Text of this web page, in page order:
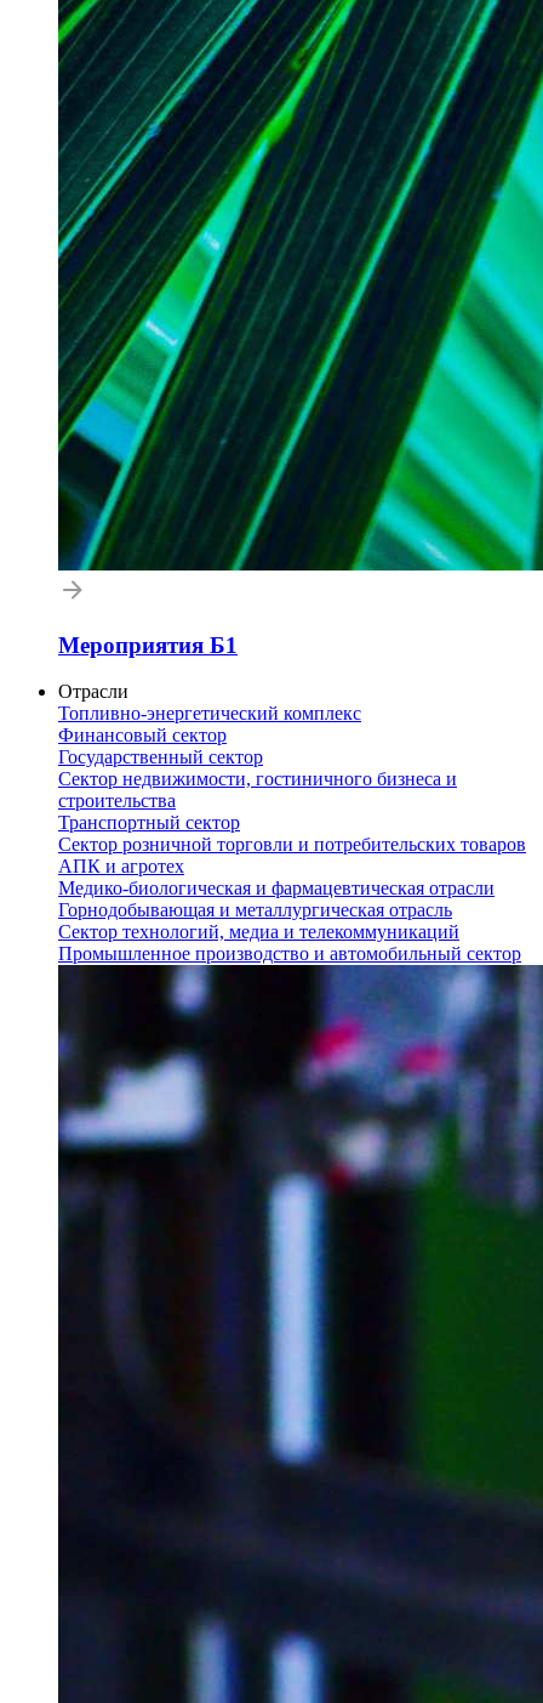
Мероприятия Б1
Отрасли
Топливно-энергетический комплекс
Финансовый сектор
Государственный сектор
Сектор недвижимости, гостиничного бизнеса и
строительства
Транспортный сектор
Сектор розничной торговли и потребительских товаров
АПК и агротех
Медико-биологическая и фармацевтическая отрасли
Горнодобывающая и металлургическая отрасль
Сектор технологий, медиа и телекоммуникаций
Промышленное производство и автомобильный сектор